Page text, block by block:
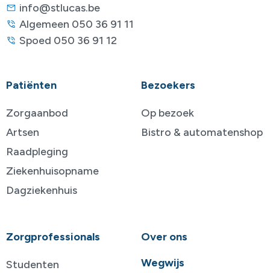
info@stlucas.be
Algemeen 050 36 91 11
Spoed 050 36 91 12
Patiënten
Zorgaanbod
Artsen
Raadpleging
Ziekenhuisopname
Dagziekenhuis
Bezoekers
Op bezoek
Bistro & automatenshop
Zorgprofessionals
Studenten
Over ons
Wegwijs